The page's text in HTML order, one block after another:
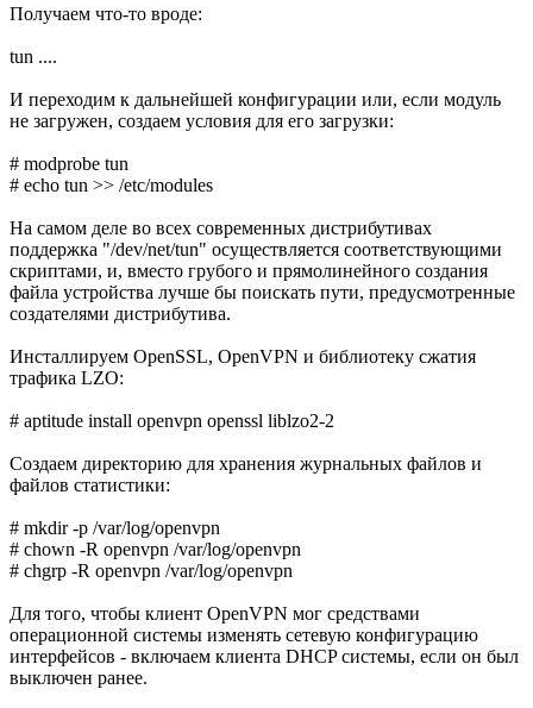
Получаем что-то вроде:
tun ....
И переходим к дальнейшей конфигурации или, если модуль
не загружен, создаем условия для его загрузки:
# modprobe tun
# echo tun >> /etc/modules
На самом деле во всех современных дистрибутивах
поддержка "/dev/net/tun" осуществляется соответствующими
скриптами, и, вместо грубого и прямолинейного создания
файла устройства лучше бы поискать пути, предусмотренные
создателями дистрибутива.
Инсталлируем OpenSSL, OpenVPN и библиотеку сжатия
трафика LZO:
# aptitude install openvpn openssl liblzo2-2
Создаем директорию для хранения журнальных файлов и
файлов статистики:
# mkdir -p /var/log/openvpn
# chown -R openvpn /var/log/openvpn
# chgrp -R openvpn /var/log/openvpn
Для того, чтобы клиент OpenVPN мог средствами
операционной системы изменять сетевую конфигурацию
интерфейсов - включаем клиента DHCP системы, если он был
выключен ранее.